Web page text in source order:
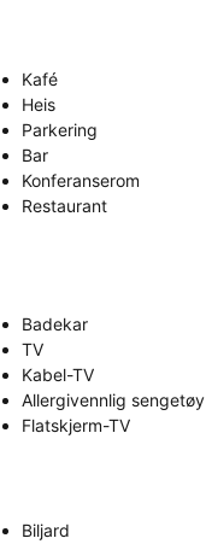
Kafé
Heis
Parkering
Bar
Konferanserom
Restaurant
Badekar
TV
Kabel-TV
Allergivennlig sengetøy
Flatskjerm-TV
Biljard